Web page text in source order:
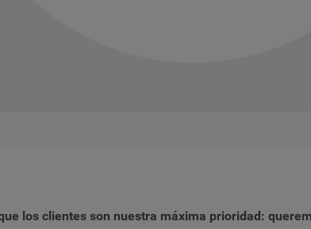
los clientes son nuestra máxima prioridad: